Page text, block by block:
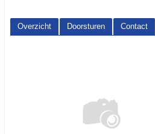
Overzicht Doorsturen
Contact